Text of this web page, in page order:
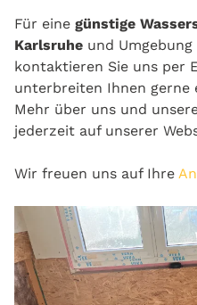
Für eine günstige
Karlsruhe und
kontaktieren Sie uns per
unterbreiten Ihnen gerne
Mehr über uns und
jederzeit auf unserer
Wir freuen uns auf Ihre